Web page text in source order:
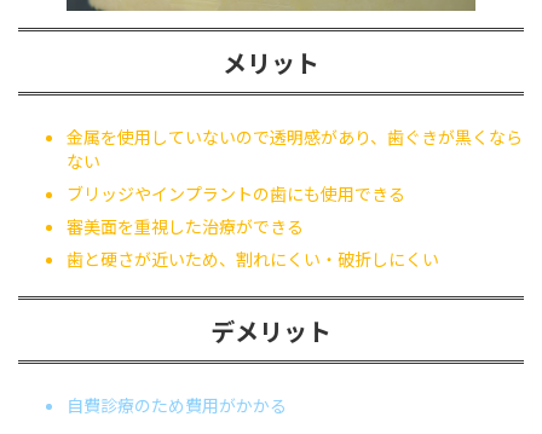
メリット
金属を使用していないので透明感があり、歯ぐきが黒くなら
ない
ブリッジやインプラントの歯にも使用できる
審美面を重視した治療ができる
歯と硬さが近いため、割れにくい・破折しにくい
デメリット
自費診療のため費用がかかる